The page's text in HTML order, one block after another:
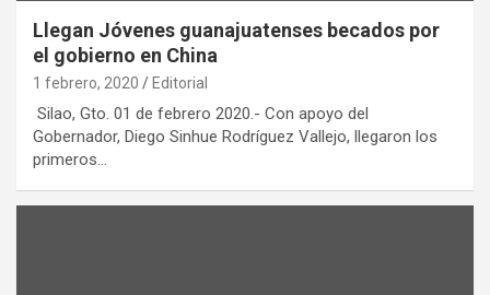
Llegan Jóvenes guanajuatenses becados por
el gobierno en China
1 febrero, 2020 Editorial
Silao, Gto. 01 de febrero 2020.- Con apoyo del
Gobernador, Diego Sinhue Rodríguez Vallejo, llegaron los
primeros…